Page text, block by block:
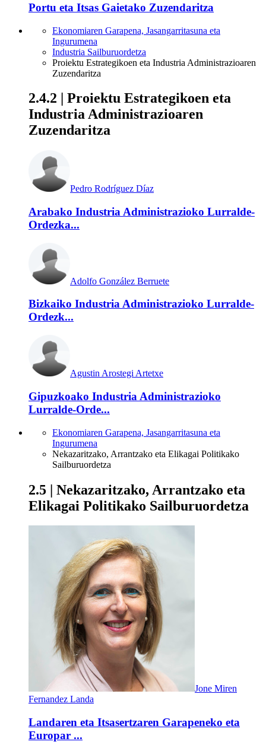
Portu eta Itsas Gaietako Zuzendaritza
Ekonomiaren Garapena, Jasangarritasuna eta
Ingurumena
Industria Sailburuordetza
Proiektu Estrategikoen eta Industria Administrazioaren
Zuzendaritza
2.4.2 | Proiektu Estrategikoen eta
Industria Administrazioaren
Zuzendaritza
Pedro Rodríguez Díaz
Arabako Industria Administrazioko Lurralde-
Ordezka...
Adolfo González Berruete
Bizkaiko Industria Administrazioko Lurralde-
Ordezk...
Agustin Arostegi Artetxe
Gipuzkoako Industria Administrazioko
Lurralde-Orde...
Ekonomiaren Garapena, Jasangarritasuna eta
Ingurumena
Nekazaritzako, Arrantzako eta Elikagai Politikako
Sailburuordetza
2.5 | Nekazaritzako, Arrantzako eta
Elikagai Politikako Sailburuordetza
Jone Miren
Fernandez Landa
Landaren eta Itsasertzaren Garapeneko eta
Europar ...